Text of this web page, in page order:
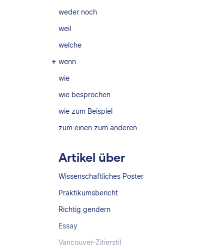
weder noch
weil
welche
wenn
wie
wie besprochen
wie zum Beispiel
zum einen zum anderen
Artikel über
Wissenschaftliches Poster
Praktikumsbericht
Richtig gendern
Essay
Vancouver-Zitierstil